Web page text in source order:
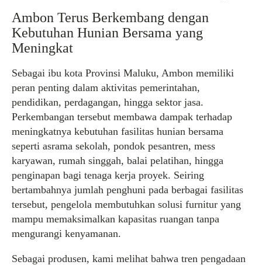
Ambon Terus Berkembang dengan
Kebutuhan Hunian Bersama yang
Meningkat
Sebagai ibu kota Provinsi Maluku, Ambon memiliki
peran penting dalam aktivitas pemerintahan,
pendidikan, perdagangan, hingga sektor jasa.
Perkembangan tersebut membawa dampak terhadap
meningkatnya kebutuhan fasilitas hunian bersama
seperti asrama sekolah, pondok pesantren, mess
karyawan, rumah singgah, balai pelatihan, hingga
penginapan bagi tenaga kerja proyek. Seiring
bertambahnya jumlah penghuni pada berbagai fasilitas
tersebut, pengelola membutuhkan solusi furnitur yang
mampu memaksimalkan kapasitas ruangan tanpa
mengurangi kenyamanan.
Sebagai produsen, kami melihat bahwa tren pengadaan